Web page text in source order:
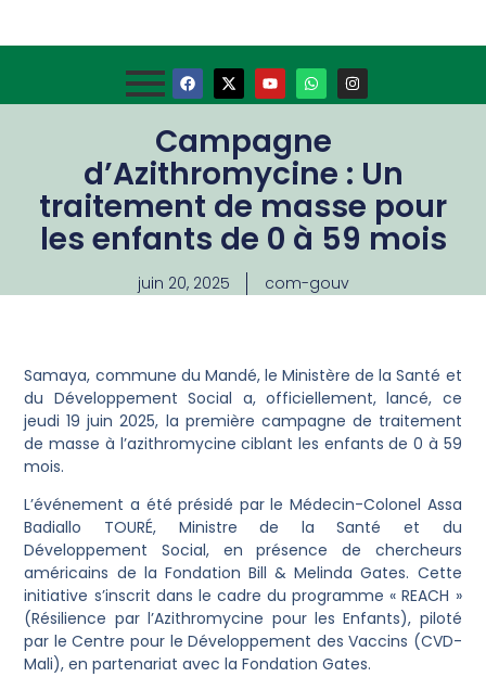
Campagne
d’Azithromycine : Un
traitement de masse pour
les enfants de 0 à 59 mois
juin 20, 2025 com-gouv
Samaya, commune du Mandé, le Ministère de la Santé et
du Développement Social a, officiellement, lancé, ce
jeudi 19 juin 2025, la première campagne de traitement
de masse à l’azithromycine ciblant les enfants de 0 à 59
mois.
L’événement a été présidé par le Médecin-Colonel Assa
Badiallo TOURÉ, Ministre de la Santé et du
Développement Social, en présence de chercheurs
américains de la Fondation Bill & Melinda Gates. Cette
initiative s’inscrit dans le cadre du programme « REACH »
(Résilience par l’Azithromycine pour les Enfants), piloté
par le Centre pour le Développement des Vaccins (CVD-
Mali), en partenariat avec la Fondation Gates.